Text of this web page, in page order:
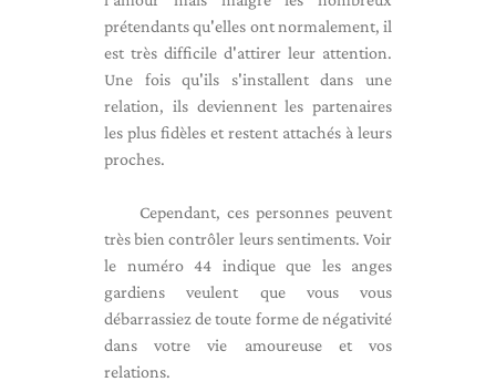
prétendants qu'elles ont normalement, il
est très difficile d'attirer leur attention.
Une fois qu'ils s'installent dans une
relation, ils deviennent les partenaires
les plus fidèles et restent attachés à leurs
proches.
Cependant, ces personnes peuvent
très bien contrôler leurs sentiments. Voir
le numéro 44 indique que les anges
gardiens veulent que vous vous
débarrassiez de toute forme de négativité
dans votre vie amoureuse et vos
relations.